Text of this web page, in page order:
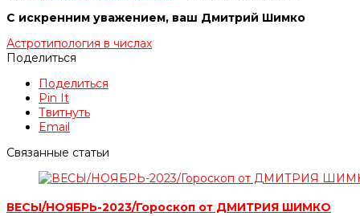
С искренним уважением, ваш Дмитрий Шимко
Астротипология в числах
Поделиться
Поделиться
Pin It
Твитнуть
Email
Связанные статьи
ВЕСЫ/НОЯБРЬ-2023/Гороскоп от ДМИТРИЯ ШИМКО